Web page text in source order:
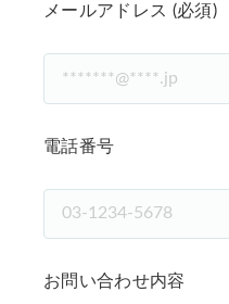
メールアドレス (必須)
電話番号
お問い合わせ内容